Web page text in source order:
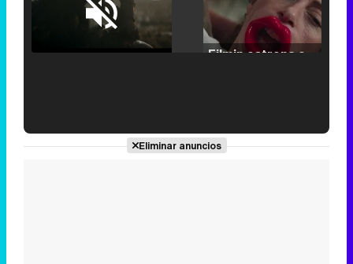
Unmute /
'120 Minutos' celebra sus 2.000 programas en Telemadrid con un vídeo del día a día en la redacción
Eliminar anuncios